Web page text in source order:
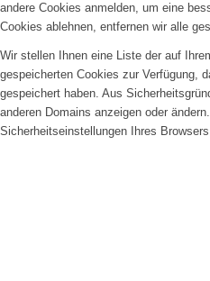
andere Cookies anmelden, um eine
Cookies ablehnen, entfernen wir alle
Wir stellen Ihnen eine Liste der auf
gespeicherten Cookies zur Verfügung,
gespeichert haben. Aus
anderen Domains anzeigen oder
Sicherheitseinstellungen Ihres